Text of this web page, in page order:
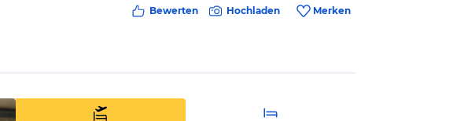
Bewerten Hochladen Merken